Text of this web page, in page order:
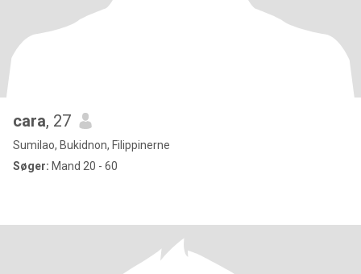
cara, 27
Sumilao, Bukidnon, Filippinerne
Søger: Mand 20 - 60